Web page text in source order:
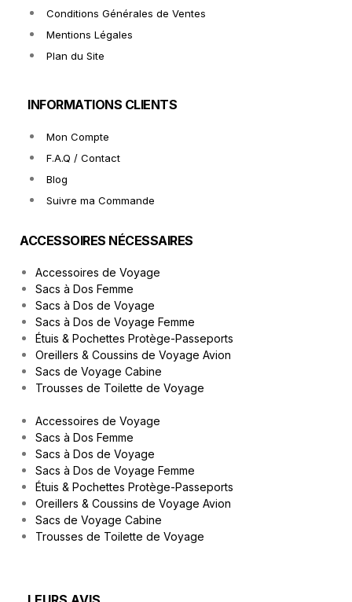
Conditions Générales de Ventes
Mentions Légales
Plan du Site
INFORMATIONS CLIENTS
Mon Compte
F.A.Q / Contact
Blog
Suivre ma Commande
ACCESSOIRES NÉCESSAIRES
Accessoires de Voyage
Sacs à Dos Femme
Sacs à Dos de Voyage
Sacs à Dos de Voyage Femme
Étuis & Pochettes Protège-Passeports
Oreillers & Coussins de Voyage Avion
Sacs de Voyage Cabine
Trousses de Toilette de Voyage
Accessoires de Voyage
Sacs à Dos Femme
Sacs à Dos de Voyage
Sacs à Dos de Voyage Femme
Étuis & Pochettes Protège-Passeports
Oreillers & Coussins de Voyage Avion
Sacs de Voyage Cabine
Trousses de Toilette de Voyage